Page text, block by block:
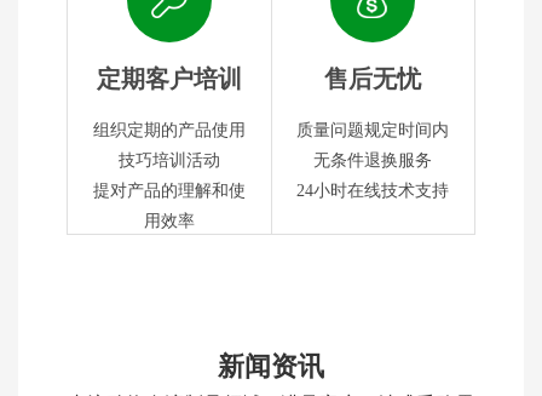
定期客户培训
组织定期的产品使用
技巧培训活动
提对产品的理解和使
用效率
售后无忧
质量问题规定时间内
无条件退换服务
24小时在线技术支持
新闻资讯